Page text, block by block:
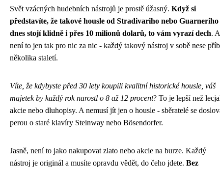
Svět vzácných hudebních nástrojů je prostě úžasný. Když si
představíte, že takové housle od Stradivariho nebo Guarneriho
dnes stojí klidně i přes 10 milionů dolarů, to vám vyrazí dech. A
není to jen tak pro nic za nic - každý takový nástroj v sobě nese
několika staletí.
Víte, že kdybyste před 30 lety koupili kvalitní historické housle, váš
majetek by každý rok narostl o 8 až 12 procent? To je lepší než
akcie nebo dluhopisy. A nemusí jít jen o housle - sběratelé se
perou o staré klavíry Steinway nebo Bösendorfer.
Jasně, není to jako nakupovat zlato nebo akcie na burze. Každý
nástroj je originál a musíte opravdu vědět, do čeho jdete. Bez